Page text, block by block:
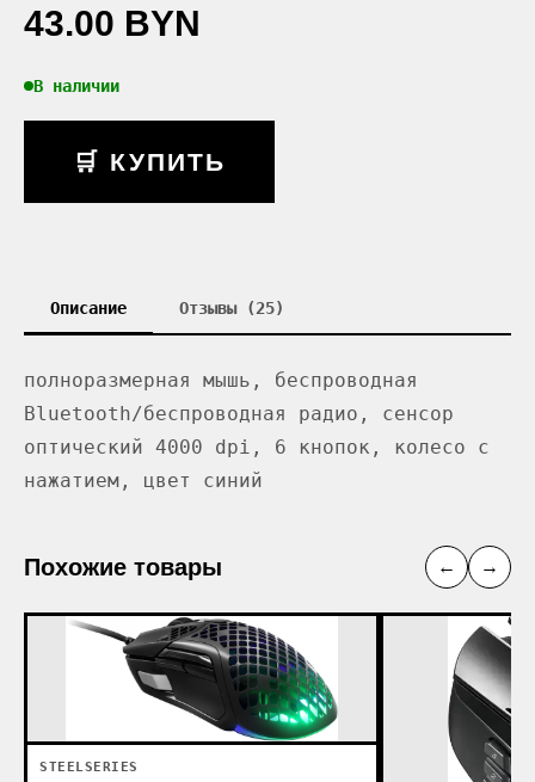
43.00 BYN
В наличии
🛒 КУПИТЬ
Описание Отзывы (25)
полноразмерная мышь, беспроводная
Bluetooth/беспроводная радио, сенсор
оптический 4000 dpi, 6 кнопок, колесо с
нажатием, цвет синий
Похожие товары ← →
STEELSERIES